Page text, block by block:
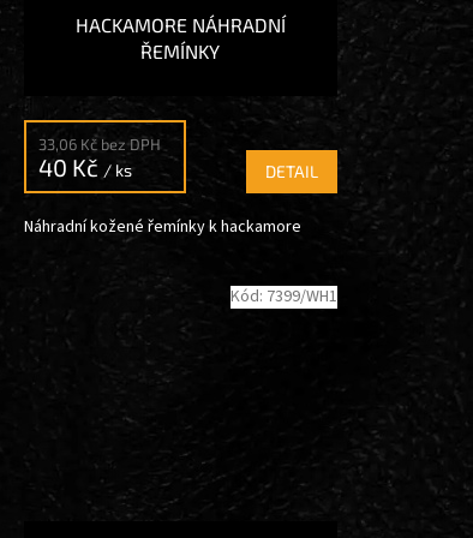
HACKAMORE NÁHRADNÍ
ŘEMÍNKY
33,06 Kč bez DPH
40 Kč / ks DETAIL
Náhradní kožené řemínky k hackamore
Kód: 7399/WH1